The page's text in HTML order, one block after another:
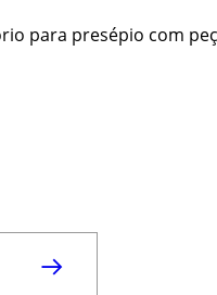
para presépio com